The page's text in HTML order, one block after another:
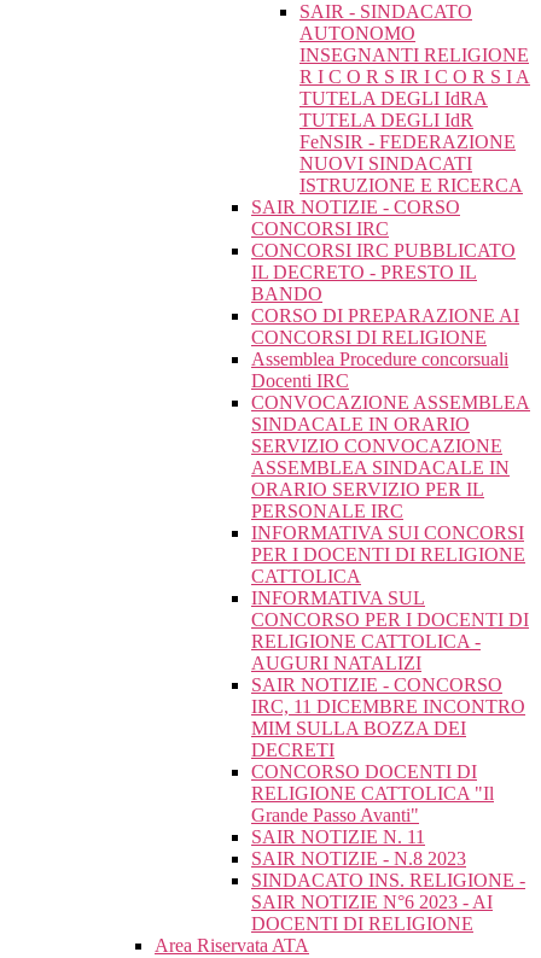
SAIR - SINDACATO
AUTONOMO
INSEGNANTI RELIGIONE
R I C O R S IR I C O R S I A
TUTELA DEGLI IdRA
TUTELA DEGLI IdR
FeNSIR - FEDERAZIONE
NUOVI SINDACATI
ISTRUZIONE E RICERCA
SAIR NOTIZIE - CORSO
CONCORSI IRC
CONCORSI IRC PUBBLICATO
IL DECRETO - PRESTO IL
BANDO
CORSO DI PREPARAZIONE AI
CONCORSI DI RELIGIONE
Assemblea Procedure concorsuali
Docenti IRC
CONVOCAZIONE ASSEMBLEA
SINDACALE IN ORARIO
SERVIZIO CONVOCAZIONE
ASSEMBLEA SINDACALE IN
ORARIO SERVIZIO PER IL
PERSONALE IRC
INFORMATIVA SUI CONCORSI
PER I DOCENTI DI RELIGIONE
CATTOLICA
INFORMATIVA SUL
CONCORSO PER I DOCENTI DI
RELIGIONE CATTOLICA -
AUGURI NATALIZI
SAIR NOTIZIE - CONCORSO
IRC, 11 DICEMBRE INCONTRO
MIM SULLA BOZZA DEI
DECRETI
CONCORSO DOCENTI DI
RELIGIONE CATTOLICA "Il
Grande Passo Avanti"
SAIR NOTIZIE N. 11
SAIR NOTIZIE - N.8 2023
SINDACATO INS. RELIGIONE -
SAIR NOTIZIE N°6 2023 - AI
DOCENTI DI RELIGIONE
Area Riservata ATA